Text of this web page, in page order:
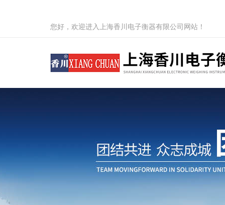
您好，欢迎进入上海香川电子衡器有限公司网站！